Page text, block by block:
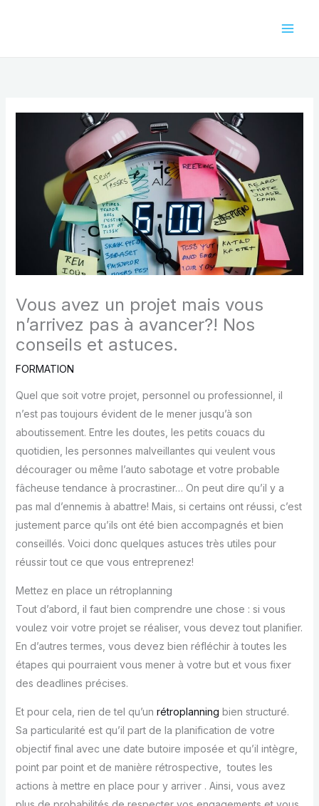
Vous avez un projet mais vous
n’arrivez pas à avancer?! Nos
conseils et astuces.
FORMATION
Quel que soit votre projet, personnel ou professionnel, il
n’est pas toujours évident de le mener jusqu’à son
aboutissement. Entre les doutes, les petits couacs du
quotidien, les personnes malveillantes qui veulent vous
décourager ou même l’auto sabotage et votre probable
fâcheuse tendance à procrastiner… On peut dire qu’il y a
pas mal d’ennemis à abattre! Mais, si certains ont réussi, c’est
justement parce qu’ils ont été bien accompagnés et bien
conseillés. Voici donc quelques astuces très utiles pour
réussir tout ce que vous entreprenez!
Mettez en place un rétroplanning
Tout d’abord, il faut bien comprendre une chose : si vous
voulez voir votre projet se réaliser, vous devez tout planifier.
En d’autres termes, vous devez bien réfléchir à toutes les
étapes qui pourraient vous mener à votre but et vous fixer
des deadlines précises.
Et pour cela, rien de tel qu’un rétroplanning bien structuré.
Sa particularité est qu’il part de la planification de votre
objectif final avec une date butoire imposée et qu’il intègre,
point par point et de manière rétrospective, toutes les
actions à mettre en place pour y arriver . Ainsi, vous avez